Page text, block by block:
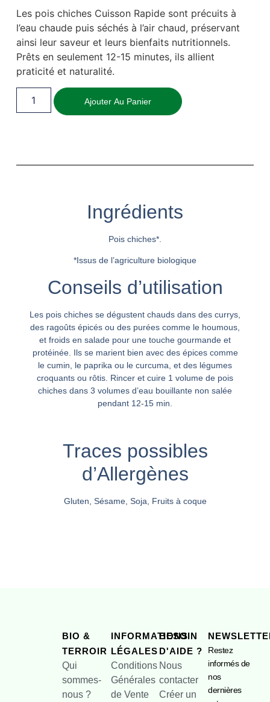
Les pois chiches Cuisson Rapide sont précuits à
l’eau chaude puis séchés à l’air chaud, préservant
ainsi leur saveur et leurs bienfaits nutritionnels.
Prêts en seulement 12-15 minutes, ils allient
praticité et naturalité.
Ajouter Au Panier
Ingrédients
Pois chiches*.
*Issus de l’agriculture biologique
Conseils d’utilisation
Les pois chiches se dégustent chauds dans des currys,
des ragoûts épicés ou des purées comme le houmous,
et froids en salade pour une touche gourmande et
protéinée. Ils se marient bien avec des épices comme
le cumin, le paprika ou le curcuma, et des légumes
croquants ou rôtis. Rincer et cuire 1 volume de pois
chiches dans 3 volumes d’eau bouillante non salée
pendant 12-15 min.
Traces possibles
d’Allergènes
Gluten, Sésame, Soja, Fruits à coque
BIO &
TERROIR
Qui
sommes-
nous ?
INFORMATIONS
LÉGALES
Conditions
Générales
de Vente
BESOIN
D'AIDE ?
Nous
contacter
Créer un
Restez
informés de
nos
dernières